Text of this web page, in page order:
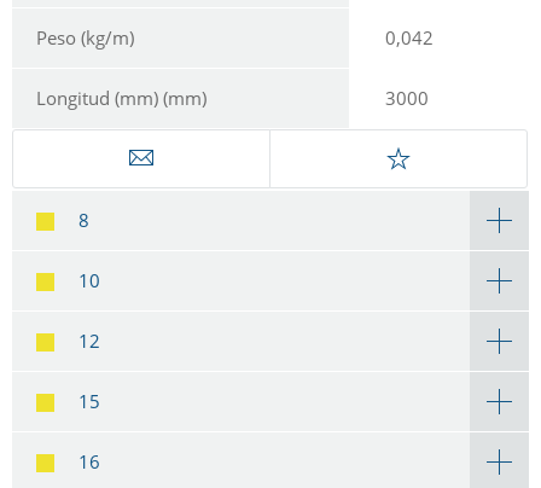
Peso (kg/m) 0,042
Longitud (mm) (mm) 3000
8
10
12
15
16